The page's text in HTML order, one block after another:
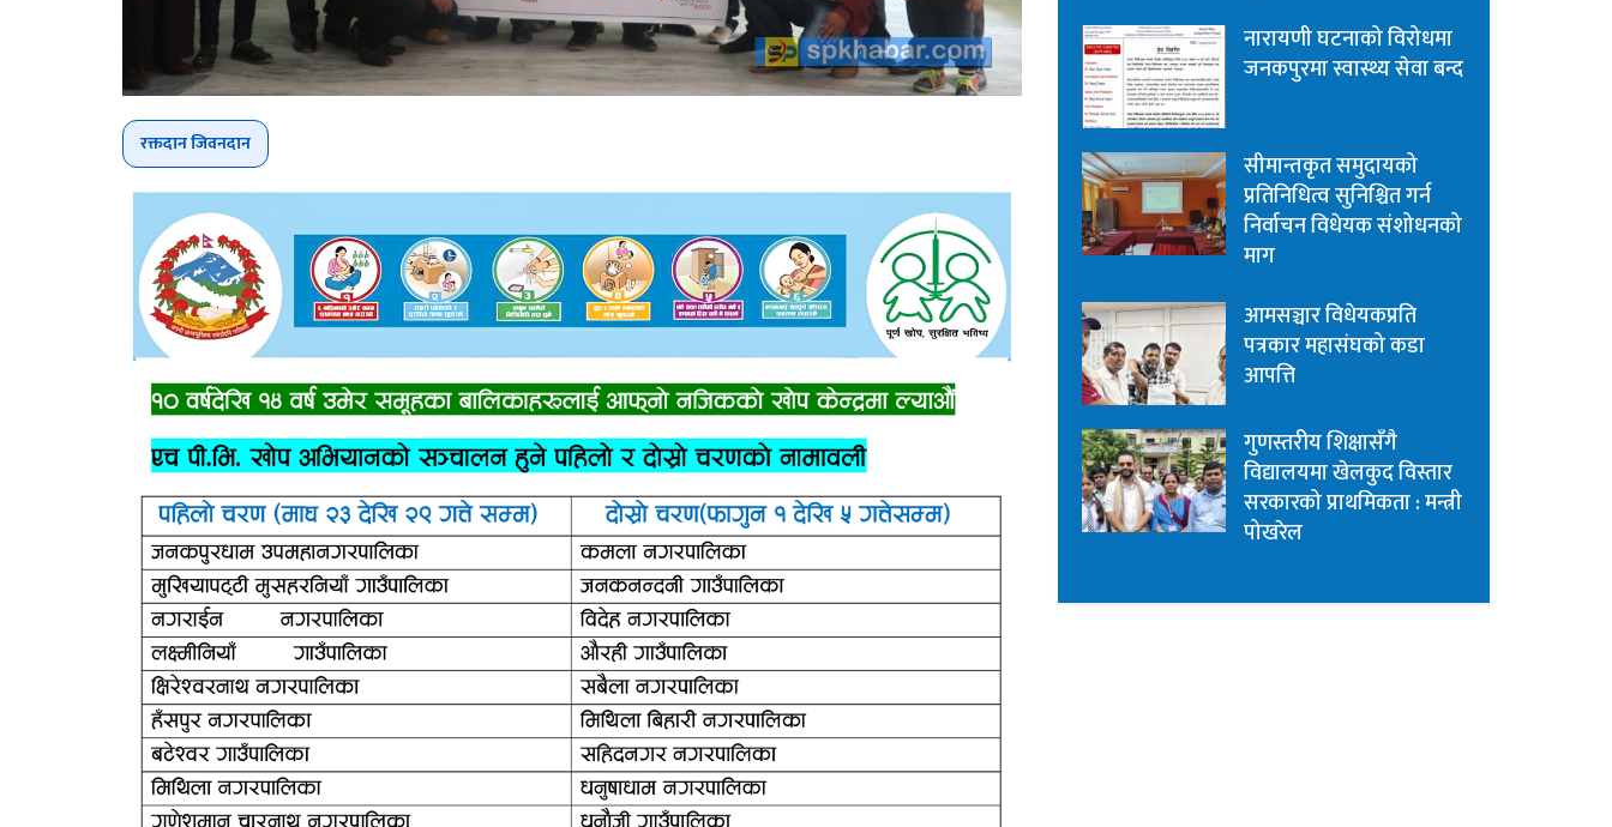
रक्तदान जिवनदान
नारायणी घटनाको विरोधमा
जनकपुरमा स्वास्थ्य सेवा बन्द
सीमान्तकृत समुदायको
प्रतिनिधित्व सुनिश्चित गर्न
निर्वाचन विधेयक संशोधनको
माग
आमसञ्चार विधेयकप्रति
पत्रकार महासंघको कडा
आपत्ति
गुणस्तरीय शिक्षासँगै
विद्यालयमा खेलकुद विस्तार
सरकारको प्राथमिकता : मन्त्री
पोखरेल